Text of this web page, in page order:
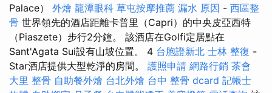
Palace） 外燴 龍潭眼科 草屯按摩推薦 漏水 原因 - 西區整
骨 世界領先的酒店距離卡普里（Capri）的中央皮亞西特
（Piaszete）步行2分鐘。 該酒店在Golfi定居點在
Sant'Agata Sui設有山坡位置。 4 台胞證新北 士林 整復 -
Star酒店提供大型乾淨的房間。 護照申請 網路行銷 茶會
大里 整骨 自助餐外燴 台北外燴 台中 整骨 dcard 記帳士